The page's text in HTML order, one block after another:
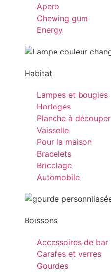
Apero
Chewing gum
Energy
Habitat
Lampes et bougies
Horloges
Planche à découper
Vaisselle
Pour la maison
Bracelets
Bricolage
Automobile
Boissons
Accessoires de bar
Carafes et verres
Gourdes